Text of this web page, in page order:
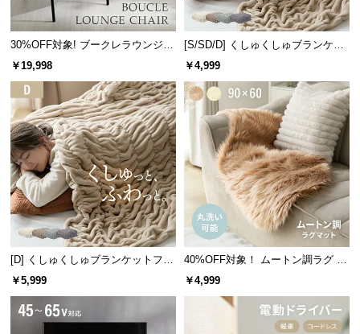
企
業
情
報
存在感のあるバイカラー
配色のコントラストが効いたバイカラーデザイン。
置くだけでモダンなお部屋を演出してくれます。
30%OFF対象! ブークレラウンジチ
ェア
￥19,998
[S/SD/D] くしゅくしゅブランケッ
トフランネルタイプ
￥4,999
[D] くしゅくしゅブランケットフラ
ンネルタイプ
￥5,999
40%OFF対象！ ムートン調ラグ 90
×60cm
￥4,999